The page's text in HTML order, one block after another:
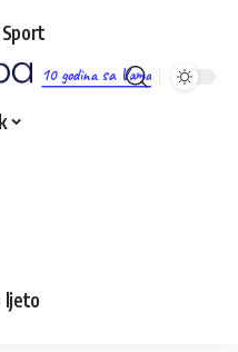
10 godina sa Vama
Sport
ljeto